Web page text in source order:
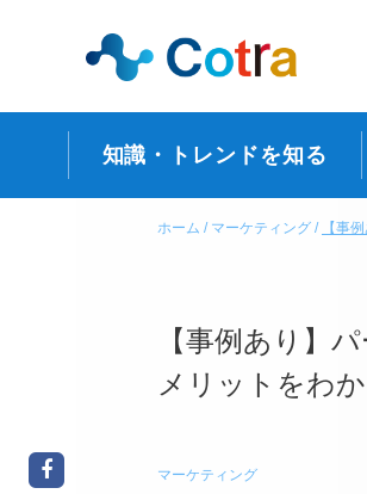
知識・トレンドを知る
ホーム マーケティング 【事
【事例あり】
メリットをわ
マーケティング